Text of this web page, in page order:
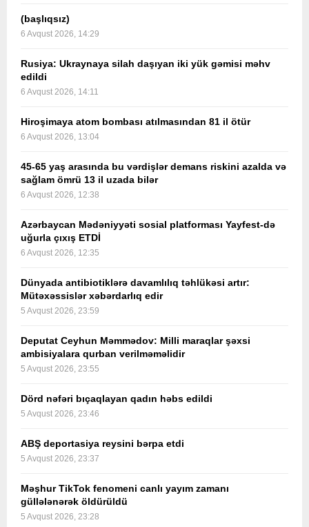
(başlıqsız)
6 Avqust 2026, 14:29
Rusiya: Ukraynaya silah daşıyan iki yük gəmisi məhv
edildi
6 Avqust 2026, 14:11
Hiroşimaya atom bombası atılmasından 81 il ötür
6 Avqust 2026, 13:04
45-65 yaş arasında bu vərdişlər demans riskini azalda və
sağlam ömrü 13 il uzada bilər
6 Avqust 2026, 12:38
Azərbaycan Mədəniyyəti sosial platforması Yayfest-də
uğurla çıxış ETDİ
6 Avqust 2026, 12:35
Dünyada antibiotiklərə davamlılıq təhlükəsi artır:
Mütəxəssislər xəbərdarlıq edir
5 Avqust 2026, 23:59
Deputat Ceyhun Məmmədov: Milli maraqlar şəxsi
ambisiyalara qurban verilməməlidir
5 Avqust 2026, 23:55
Dörd nəfəri bıçaqlayan qadın həbs edildi
5 Avqust 2026, 23:46
ABŞ deportasiya reysini bərpa etdi
5 Avqust 2026, 23:37
Məşhur TikTok fenomeni canlı yayım zamanı
güllələnərək öldürüldü
5 Avqust 2026, 23:28